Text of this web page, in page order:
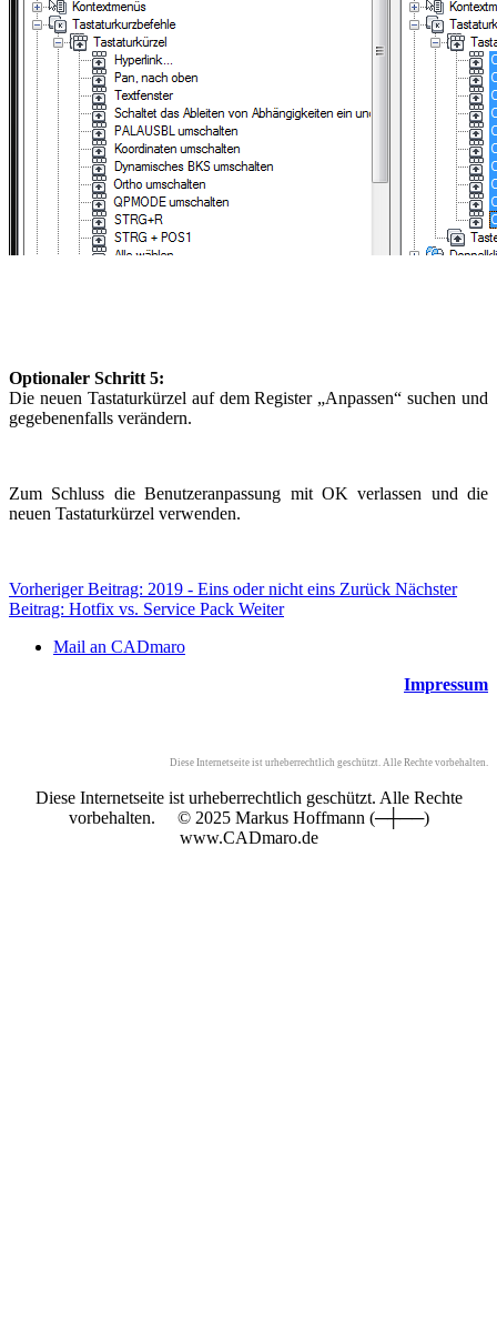
Optionaler Schritt 5:
Die neuen Tastaturkürzel auf dem Register „Anpassen“ suchen und
gegebenenfalls verändern.
Zum Schluss die Benutzeranpassung mit OK verlassen und die
neuen Tastaturkürzel verwenden.
Vorheriger Beitrag: 2019 - Eins oder nicht eins Zurück Nächster
Beitrag: Hotfix vs. Service Pack Weiter
Mail an CADmaro
Impressum
Diese Internetseite ist urheberrechtlich geschützt. Alle Rechte vorbehalten.
Diese Internetseite ist urheberrechtlich geschützt. Alle Rechte
vorbehalten. © 2025 Markus Hoffmann (─┼──)
www.CADmaro.de